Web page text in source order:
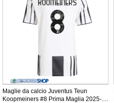
Maglie da calcio Juventus Teun
Koopmeiners #8 Prima Maglia 2025-26